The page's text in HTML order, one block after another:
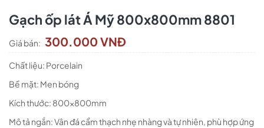
Gạch ốp lát Á Mỹ 800x800mm 8801
Giá bán: 300.000 VNĐ
Chất liệu: Porcelain
Bề mặt: Men bóng
Kích thước: 800x800mm
Mô tả ngắn: Vân đá cẩm thạch nhẹ nhàng và tự nhiên, phù hợp ứng